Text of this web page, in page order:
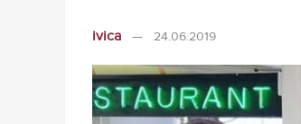
ivica 24.06.2019